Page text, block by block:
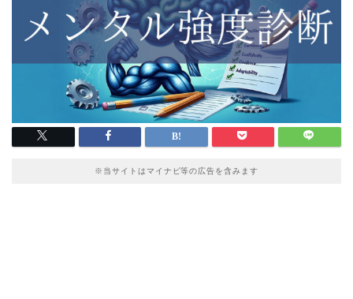
※当サイトはマイナビ等の広告を含みます